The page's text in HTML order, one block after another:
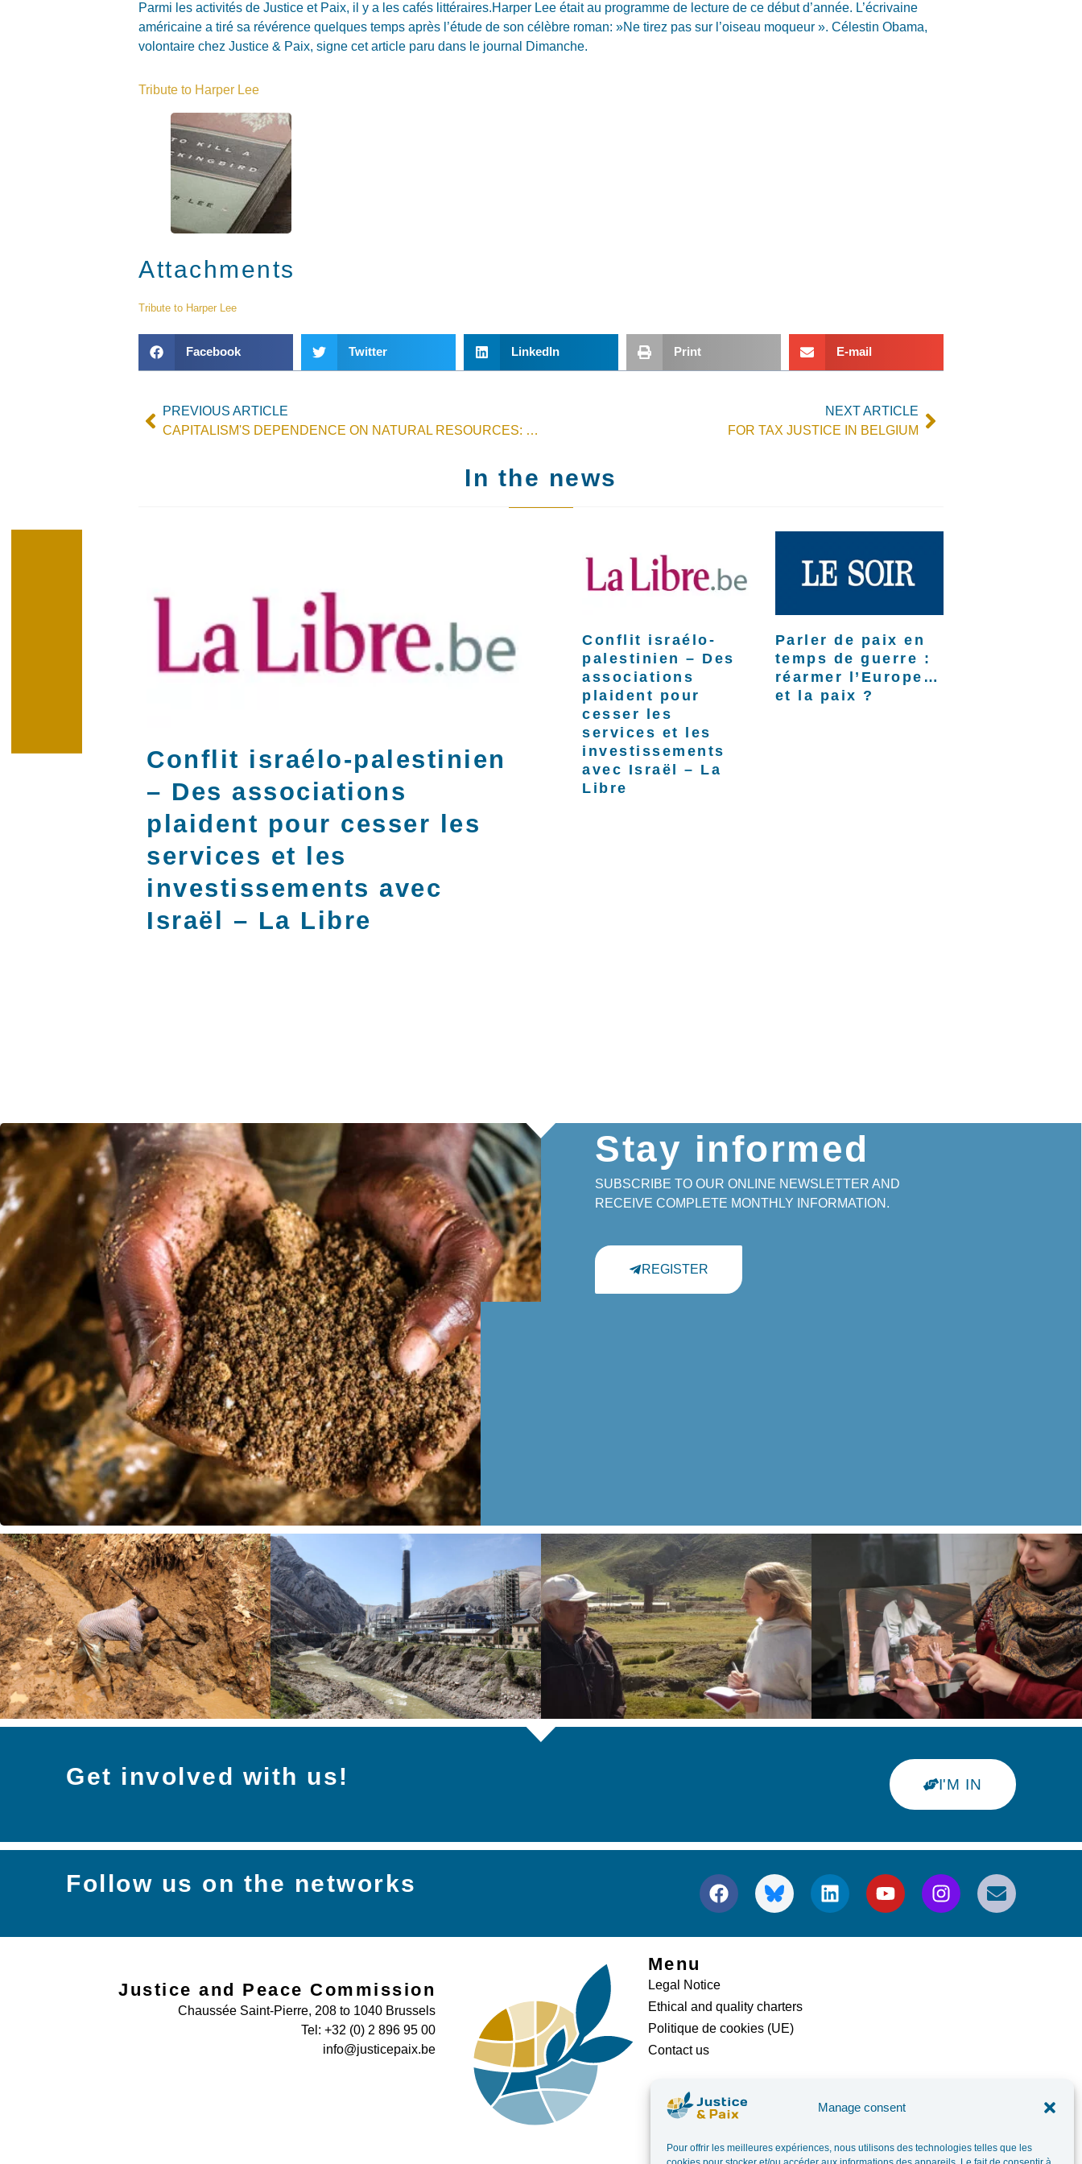
Manage consent
Pour offrir les meilleures expériences, nous utilisons des technologies telles que les
Parmi les activités de Justice et Paix, il y a les cafés littéraires.Harper Lee était au pro­gramme de lecture de ce début d’année. L’écrivaine
américaine a tiré sa révérence quelques temps après l’étude de son célèbre roman: »Ne tirez pas sur l’oiseau moqueur ». Célestin Obama,
volontaire chez Justice & Paix, signe cet article paru dans le journal Dimanche.
Tribute to Harper Lee
Attachments
Tribute to Harper Lee
Facebook Twitter LinkedIn Print E-mail
PREVIOUS ARTICLE
CAPITALISM'S DEPENDENCE ON NATURAL RESOURCES: THE CASE OF PERU
NEXT ARTICLE
FOR TAX JUSTICE IN BELGIUM
In the news
Conflit israélo-palestinien
– Des associations
plaident pour cesser les
services et les
investissements avec
Israël – La Libre
Conflit israélo-
palestinien – Des
associations
plaident pour
cesser les
services et les
investissements
avec Israël – La
Libre
Parler de paix en
temps de guerre :
réarmer l’Europe…
et la paix ?
Stay informed
SUBSCRIBE TO OUR ONLINE NEWSLETTER AND
RECEIVE COMPLETE MONTHLY INFORMATION.
REGISTER
Get involved with us! I'M IN
Follow us on the networks
Justice and Peace Commission
Chaussée Saint-Pierre, 208 to 1040 Brussels
Tel: +32 (0) 2 896 95 00
info@justicepaix.be
Menu
Legal Notice
Ethical and quality charters
Politique de cookies (UE)
Contact us